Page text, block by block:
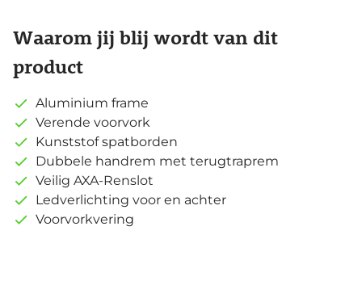
Waarom jij blij wordt van dit
product
Aluminium frame
Verende voorvork
Kunststof spatborden
Dubbele handrem met terugtraprem
Veilig AXA-Renslot
Ledverlichting voor en achter
Voorvorkvering